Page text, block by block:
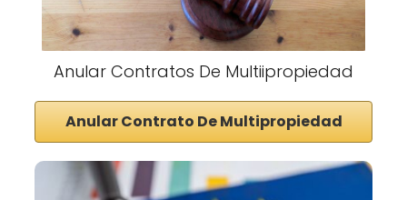
Anular Contratos De Multiipropiedad
Anular Contrato De Multipropiedad